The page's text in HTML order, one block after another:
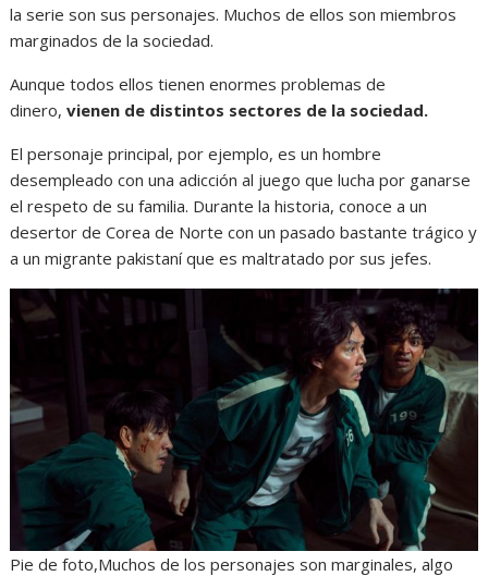
la serie son sus personajes. Muchos de ellos son miembros
marginados de la sociedad.
Aunque todos ellos tienen enormes problemas de
dinero, vienen de distintos sectores de la sociedad.
El personaje principal, por ejemplo, es un hombre
desempleado con una adicción al juego que lucha por ganarse
el respeto de su familia. Durante la historia, conoce a un
desertor de Corea de Norte con un pasado bastante trágico y
a un migrante pakistaní que es maltratado por sus jefes.
Pie de foto,Muchos de los personajes son marginales, algo